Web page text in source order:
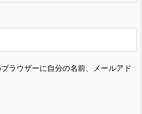
ラウザーに自分の名前、メールアド